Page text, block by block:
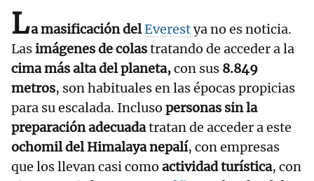
La masificación delEverestya no es noticia.
Lasimágenes de colastratando de acceder a la
cima más alta del planeta,con sus 8.849
metros, son habituales en las épocas propicias
para su escalada. Incluso personas sin la
preparación adecuadatratan de acceder a este
ochomil del Himalaya nepalí, con empresas
que los llevan casi como actividad turística, con